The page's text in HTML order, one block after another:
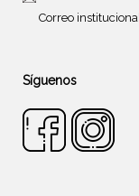
Correo
Síguenos